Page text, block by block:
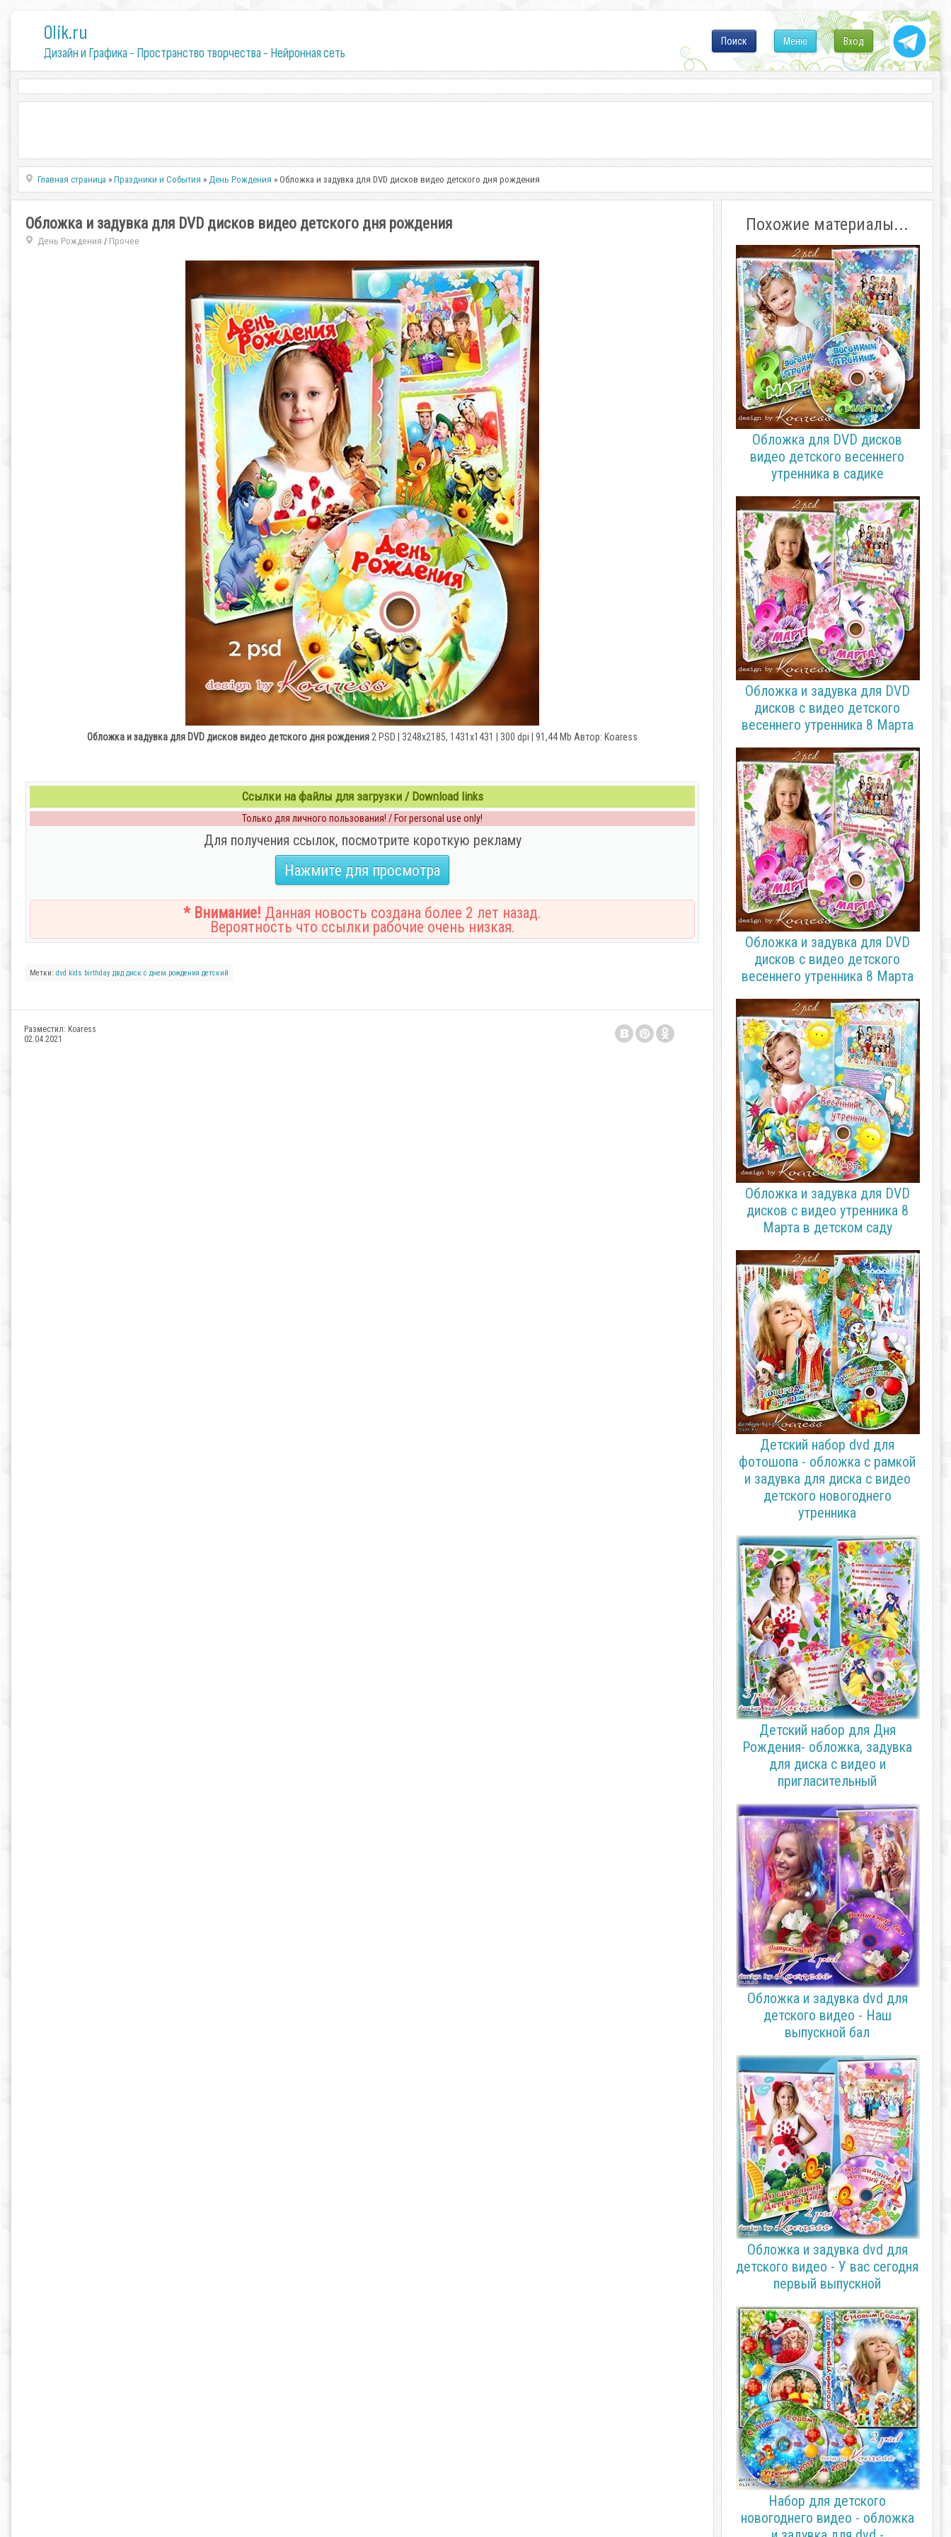
0lik.ru
Дизайн и Графика - Пространство творчества - Нейронная сеть
Вход
Меню
Поиск
Главная страница »Праздники и События »День Рождения » Обложка и задувка для DVD дисков видео детского дня рождения
Обложка и задувка для DVD дисков видео детского дня рождения
День Рождения / Прочее
Обложка и задувка для DVD дисков видео детского дня рождения 2 PSD | 3248x2185, 1431x1431 | 300 dpi | 91,44 Mb Автор: Koaress
Ссылки на файлы для загрузки / Download links
Только для личного пользования! / For personal use only!
Для получения ссылок, посмотрите короткую рекламу
Нажмите для просмотра
* Внимание! Данная новость создана более 2 лет назад.
Вероятность что ссылки рабочие очень низкая.
Метки: dvd kids birthday двд диск с днем рождения детский
Разместил: Koaress
02.04.2021
Похожие материалы...
Обложка для DVD дисков
видео детского весеннего
утренника в садике
Обложка и задувка для DVD
дисков с видео детского
весеннего утренника 8 Марта
Обложка и задувка для DVD
дисков с видео детского
весеннего утренника 8 Марта
Обложка и задувка для DVD
дисков с видео утренника 8
Марта в детском саду
Детский набор dvd для
фотошопа - обложка с рамкой
и задувка для диска с видео
детского новогоднего
утренника
Детский набор для Дня
Рождения- обложка, задувка
для диска с видео и
пригласительный
Обложка и задувка dvd для
детского видео - Наш
выпускной бал
Обложка и задувка dvd для
детского видео - У вас сегодня
первый выпускной
Набор для детского
новогоднего видео - обложка